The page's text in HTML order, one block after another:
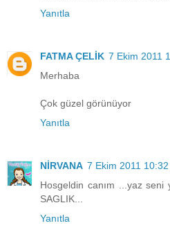
Yanıtla
FATMA ÇELİK 7 Ekim 2011
Merhaba
Çok güzel görünüyor
Yanıtla
NİRVANA 7 Ekim 2011 10:32
Hosgeldin canım ...yaz seni
SAGLIK...
Yanıtla